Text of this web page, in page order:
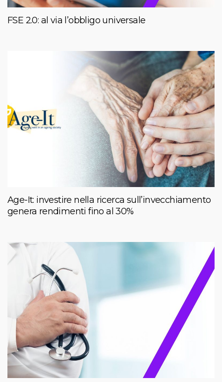
FSE 2.0: al via l’obbligo universale
Age-It: investire nella ricerca sull’invecchiamento
genera rendimenti fino al 30%